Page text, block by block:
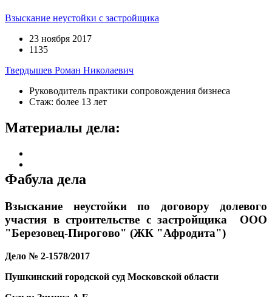
Взыскание неустойки с застройщика
23 ноября 2017
1135
Твердышев Роман Николаевич
Руководитель практики сопровождения бизнеса
Стаж: более 13 лет
Материалы дела:
Фабула дела
Взыскание неустойки по договору долевого
участия в строительстве с застройщика
ООО
"Березовец-Пирогово" (ЖК "Афродита")
Дело № 2-1578/2017
Пушкинский городской суд Московской области